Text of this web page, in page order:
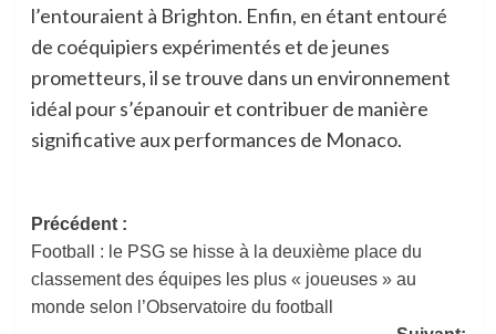
l’entouraient à Brighton. Enfin, en étant entouré
de coéquipiers expérimentés et de jeunes
prometteurs, il se trouve dans un environnement
idéal pour s’épanouir et contribuer de manière
significative aux performances de Monaco.
Navigation
d’article
Précédent :
Football : le PSG se hisse à la deuxième place du
classement des équipes les plus « joueuses » au
monde selon l’Observatoire du football